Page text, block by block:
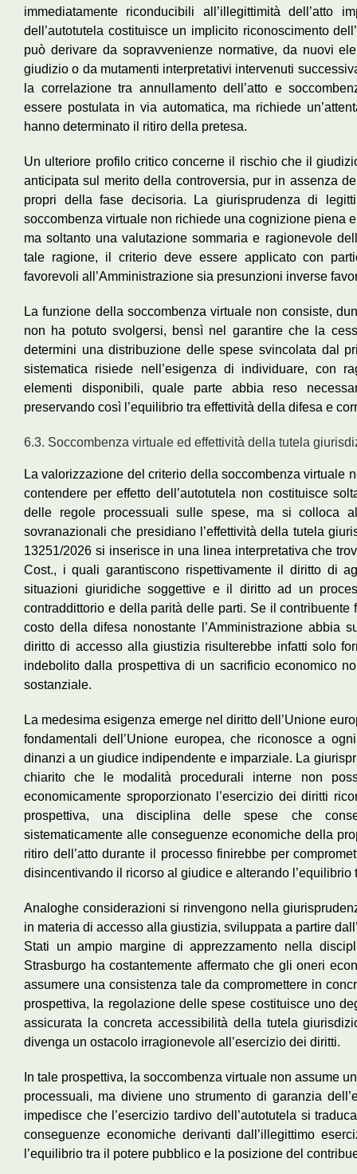
immediatamente riconducibili all’illegittimità dell’atto
dell’autotutela costituisce un implicito riconoscimento
può derivare da sopravvenienze normative, da nuovi
giudizio o da mutamenti interpretativi intervenuti
la correlazione tra annullamento dell’atto e
essere postulata in via automatica, ma richiede
hanno determinato il ritiro della pretesa.
Un ulteriore profilo critico concerne il rischio che il
anticipata sul merito della controversia, pur in assenza
propri della fase decisoria. La giurisprudenza di
soccombenza virtuale non richiede una cognizione piena
ma soltanto una valutazione sommaria e ragionevole
tale ragione, il criterio deve essere applicato con
favorevoli all’Amministrazione sia presunzioni inverse
La funzione della soccombenza virtuale non consiste,
non ha potuto svolgersi, bensì nel garantire che la
determini una distribuzione delle spese svincolata dal
sistematica risiede nell’esigenza di individuare, con
elementi disponibili, quale parte abbia reso
preservando così l’equilibrio tra effettività della difesa e
6.3. Soccombenza virtuale ed effettività della tutela
La valorizzazione del criterio della soccombenza virtuale
contendere per effetto dell’autotutela non costituisce
delle regole processuali sulle spese, ma si colloca
sovranazionali che presidiano l’effettività della tutela
13251/2026 si inserisce in una linea interpretativa che
Cost., i quali garantiscono rispettivamente il diritto di
situazioni giuridiche soggettive e il diritto ad un
contraddittorio e della parità delle parti. Se il contribuente
costo della difesa nonostante l’Amministrazione abbia
diritto di accesso alla giustizia risulterebbe infatti solo
indebolito dalla prospettiva di un sacrificio economico
sostanziale.
La medesima esigenza emerge nel diritto dell’Unione
fondamentali dell’Unione europea, che riconosce a
dinanzi a un giudice indipendente e imparziale. La
chiarito che le modalità procedurali interne non
economicamente sproporzionato l’esercizio dei diritti
prospettiva, una disciplina delle spese che
sistematicamente alle conseguenze economiche della
ritiro dell’atto durante il processo finirebbe per
disincentivando il ricorso al giudice e alterando l’equilibrio
Analoghe considerazioni si rinvengono nella
in materia di accesso alla giustizia, sviluppata a partire
Stati un ampio margine di apprezzamento nella
Strasburgo ha costantemente affermato che gli oneri
assumere una consistenza tale da compromettere in
prospettiva, la regolazione delle spese costituisce uno
assicurata la concreta accessibilità della tutela
divenga un ostacolo irragionevole all’esercizio dei diritti.
In tale prospettiva, la soccombenza virtuale non assume
processuali, ma diviene uno strumento di garanzia
impedisce che l’esercizio tardivo dell’autotutela si
conseguenze economiche derivanti dall’illegittimo
l’equilibrio tra il potere pubblico e la posizione del